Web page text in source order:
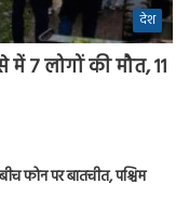
देश
7 लोगों की मौत, 11
फोन पर बातचीत, पश्चिम